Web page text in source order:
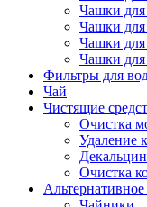
Чашки
Чашки для
Чашки для
Чашки для
Фильтры для
Чай
Чистящие
Очистка
Удаление
Очистка